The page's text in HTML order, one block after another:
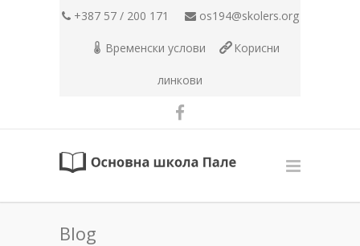
+387 57 / 200 171 os194@skolers.org
Временски услови Корисни
линкови
Blog